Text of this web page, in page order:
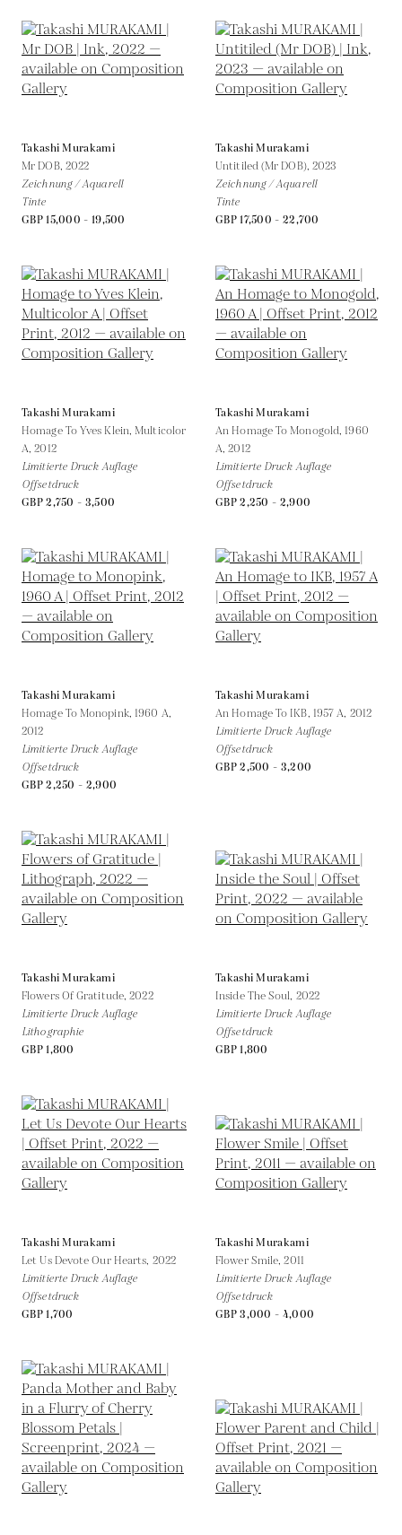
Takashi Murakami
Mr DOB, 2022
Zeichnung / Aquarell
Tinte
GBP 15,000 - 19,500
Takashi Murakami
Untitiled (Mr DOB), 2023
Zeichnung / Aquarell
Tinte
GBP 17,500 - 22,700
Takashi Murakami
Homage To Yves Klein, Multicolor
A,2012
Limitierte Druck Auflage
Offsetdruck
GBP 2,750 - 3,500
Takashi Murakami
An Homage To Monogold, 1960
A,2012
Limitierte Druck Auflage
Offsetdruck
GBP 2,250 - 2,900
Takashi Murakami
Homage To Monopink, 1960 A,
2012
Limitierte Druck Auflage
Offsetdruck
GBP 2,250 - 2,900
Takashi Murakami
An Homage To IKB, 1957 A, 2012
Limitierte Druck Auflage
Offsetdruck
GBP 2,500 - 3,200
Takashi Murakami
Flowers Of Gratitude,2022
Limitierte Druck Auflage
Lithographie
GBP 1,800
Takashi Murakami
Inside The Soul, 2022
Limitierte Druck Auflage
Offsetdruck
GBP 1,800
Takashi Murakami
Let Us Devote Our Hearts, 2022
Limitierte Druck Auflage
Offsetdruck
GBP 1,700
Takashi Murakami
Flower Smile,2011
Limitierte Druck Auflage
Offsetdruck
GBP 3,000 - 4,000